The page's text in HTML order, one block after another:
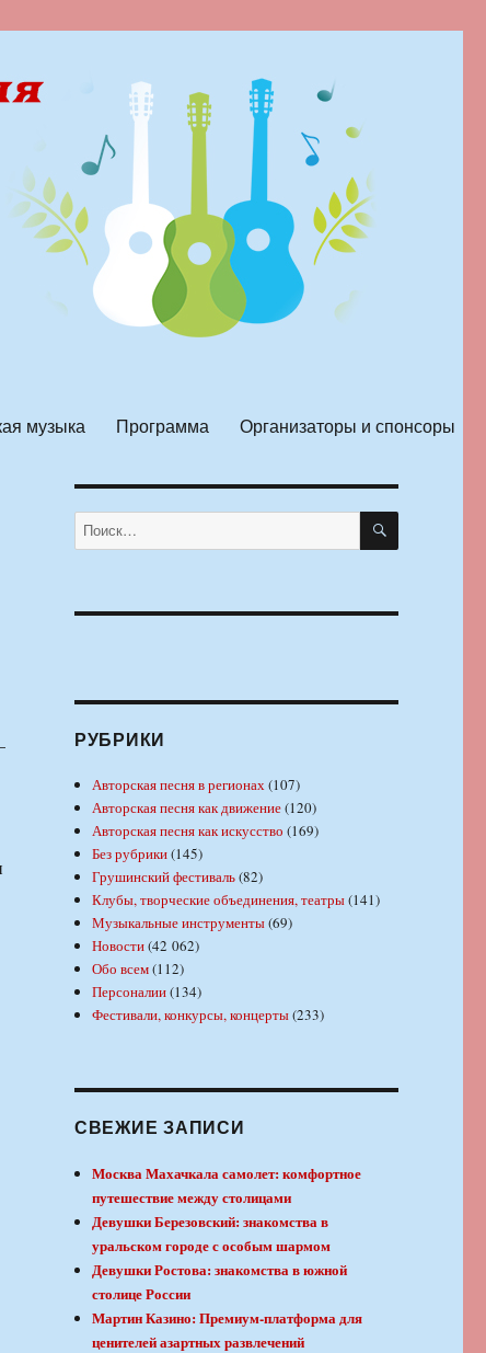
музыка Программа Организаторы и спонсоры
Искать: ПОИСК
РУБРИКИ
Авторская песня в регионах(107)
Авторская песня как движение(120)
Авторская песня как искусство (169)
Без рубрики(145)
Грушинский фестиваль(82)
Клубы, творческие объединения, театры(141)
Музыкальные инструменты(69)
Новости(42 062)
Обо всем(112)
Персоналии(134)
Фестивали, конкурсы, концерты(233)
СВЕЖИЕ ЗАПИСИ
Москва Махачкала самолет: комфортное
путешествие между столицами
Девушки Березовский: знакомства в
уральском городе с особым шармом
Девушки Ростова: знакомства в южной
столице России
Мартин Казино: Премиум-платформа для
ценителей азартных развлечений